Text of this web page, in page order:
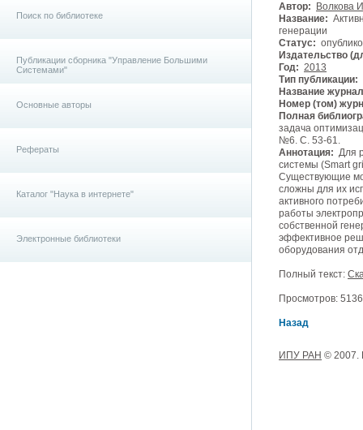
Поиск по библиотеке
Публикации сборника "Управление Большими
Системами"
Основные авторы
Рефераты
Каталог "Наука в интернете"
Электронные библиотеки
Автор:
Волкова
Название:
генерации
Статус:
Издательство
Год: 2013
Тип публикации:
Название
Номер (том)
Полная
задача
№6. С. 53-61.
Аннотация: Для
системы (Smart
Существующие
сложны для их
активного
работы
собственной
эффективное
оборудования
Полный текст:
Просмотров:
Назад
ИПУ РАН © 2007.